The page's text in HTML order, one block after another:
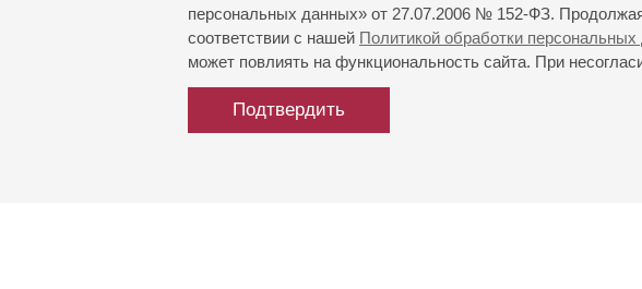
персональных данных» от 27.07.2006 № 152-ФЗ.
соответствии с нашей Политикой обработки
может повлиять на функциональность сайта. При
Подтвердить